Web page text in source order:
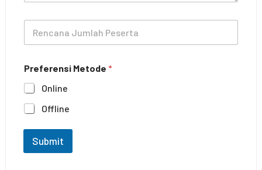
h
e
i
a
n
*
n
a
n
a
J
u
Preferensi Metode *
Online
Offline
Submit